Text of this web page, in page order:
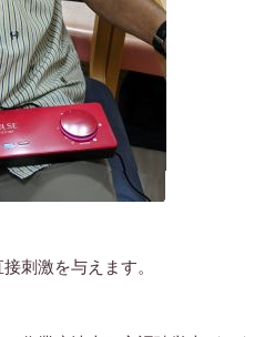
刺激を与えます。